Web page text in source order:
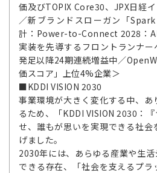
価及びTOPIX Core30、JPX日経
／新ブランドスローガン「
計：Power-to-Connect 2028：
実装を先導するフロントランナ
発足以降24期連続増益中／
価スコア」上位4%企業＞
■KDDI VISION 2030
事業環境が大きく変化する中、あ
るため、「KDDI VISION 2030：
せ、誰もが思いを実現できる社
げました。
2030年には、あらゆる産業や生
できる存在、「社会を支えるプ